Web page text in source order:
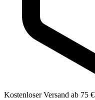
Kostenloser Versand ab 75 €